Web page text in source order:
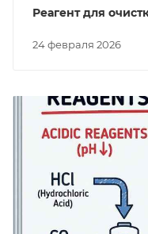
24 февраля 2026
Реагент для